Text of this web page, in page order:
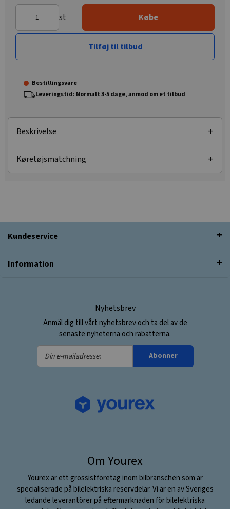
st Købe
Tilføj til tilbud
Bestillingsvare
Leveringstid: Normalt 3-5 dage, anmod om et tilbud
Beskrivelse
Køretøjsmatchning
Kundeservice
Information
Nyhetsbrev
Anmäl dig till vårt nyhetsbrev och ta del av de
senaste nyheterna och rabatterna.
Din
e-
Abonner
Om Yourex
Yourex är ett grossistföretag inom bilbranschen som är
specialiserade på bilelektriska reservdelar. Vi är en av Sveriges
ledande leverantörer på eftermarknaden för bilelektriska